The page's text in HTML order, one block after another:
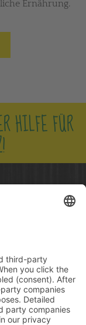
Ernährung.
HILFE FÜR
DEN